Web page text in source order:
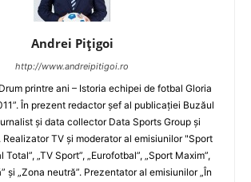
Andrei Pițigoi
http://www.andreipitigoi.ro
printre ani – Istoria echipei de fotbal Gloria
În prezent redactor şef al publicaţiei Buzăul
şi data collector Data Sports Group şi
Realizator TV şi moderator al emisiunilor "Sport
Total”, „TV Sport”, „Eurofotbal”, „Sport Maxim”,
şi „Zona neutră”. Prezentator al emisiunilor „În